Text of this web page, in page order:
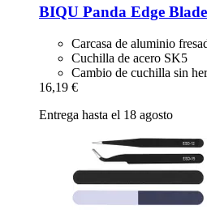
BIQU Panda Edge
Carcasa de aluminio
Cuchilla de acero SK5
Cambio de cuchilla sin
16,19 €
Entrega hasta el 18 agosto